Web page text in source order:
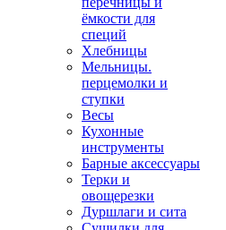
ёмкости для
специй
Хлебницы
Мельницы.
перцемолки и
ступки
Весы
Кухонные
инструменты
Барные аксессуары
Терки и
овощерезки
Дуршлаги и сита